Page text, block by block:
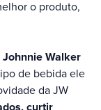
o produto,
Johnnie Walker
de bebida ele
da JW
curtir